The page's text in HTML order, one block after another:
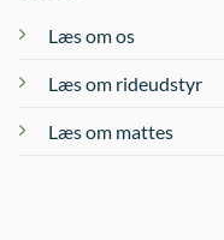
Læs om os
Læs om rideudstyr
Læs om mattes